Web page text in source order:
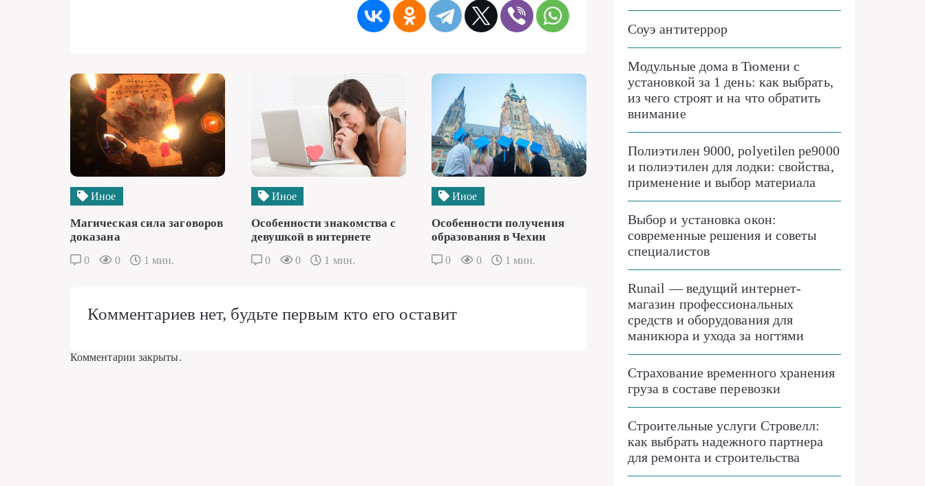
Иное
Магическая сила заговоров
доказана
0 0 1 мин.
Иное
Особенности знакомства с
девушкой в интернете
0 0 1 мин.
Иное
Особенности получения
образования в Чехии
0 0 1 мин.
Комментариев нет, будьте первым кто его оставит
Комментарии закрыты.
Соуэ антитеррор
Модульные дома в Тюмени с
установкой за 1 день: как выбрать,
из чего строят и на что обратить
внимание
Полиэтилен 9000, polyetilen pe9000
и полиэтилен для лодки: свойства,
применение и выбор материала
Выбор и установка окон:
современные решения и советы
специалистов
Runail — ведущий интернет-
магазин профессиональных
средств и оборудования для
маникюра и ухода за ногтями
Страхование временного хранения
груза в составе перевозки
Строительные услуги Стровелл:
как выбрать надежного партнера
для ремонта и строительства